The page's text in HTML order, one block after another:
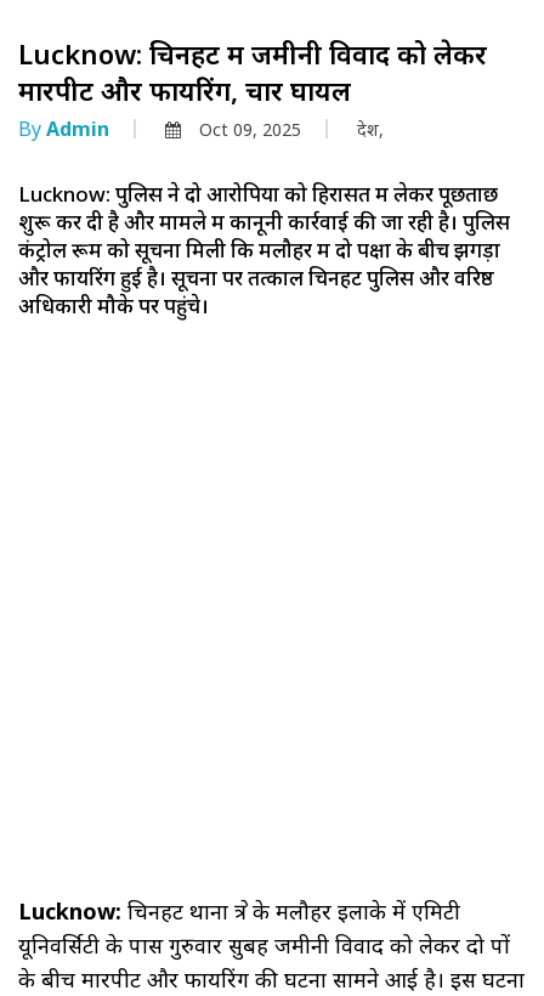
Lucknow: चिनहट में जमीनी विवाद को लेकर
मारपीट और फायरिंग, चार घायल
ByAdmin Oct 09, 2025 देश,
Lucknow: पुलिस ने दो आरोपियों को हिरासत में लेकर पूछताछ
शुरू कर दी है और मामले में कानूनी कार्रवाई की जा रही है। पुलिस
कंट्रोल रूम को सूचना मिली कि मलौहर में दो पक्षों के बीच झगड़ा
और फायरिंग हुई है। सूचना पर तत्काल चिनहट पुलिस और वरिष्ठ
अधिकारी मौके पर पहुंचे।
Lucknow: चिनहट थाना क्षेत्र के मलौहर इलाके में एमिटी
यूनिवर्सिटी के पास गुरुवार सुबह जमीनी विवाद को लेकर दो पक्षों
के बीच मारपीट और फायरिंग की घटना सामने आई है। इस घटना